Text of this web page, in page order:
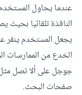
عندما يحاول
النافذة تلقائيا بحيث
يجعل المستخدم ينقر
الخدع من الممارسات
جوجل على ألا تصل مثل
صفحات البحث.